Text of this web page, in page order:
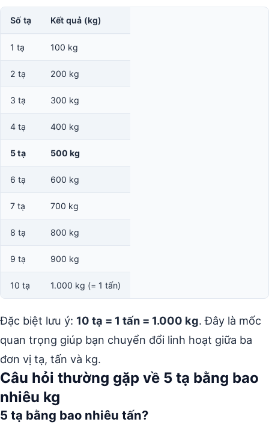
Số tạ Kết quả (kg)
1 tạ 100 kg
2 tạ 200 kg
3 tạ 300 kg
4 tạ 400 kg
5 tạ 500 kg
6 tạ 600 kg
7 tạ 700 kg
8 tạ 800 kg
9 tạ 900 kg
10 tạ 1.000 kg (= 1 tấn)
Đặc biệt lưu ý: 10 tạ = 1 tấn = 1.000 kg. Đây là mốc
quan trọng giúp bạn chuyển đổi linh hoạt giữa ba
đơn vị tạ, tấn và kg.
Câu hỏi thường gặp về 5 tạ bằng bao
nhiêu kg
5 tạ bằng bao nhiêu tấn?